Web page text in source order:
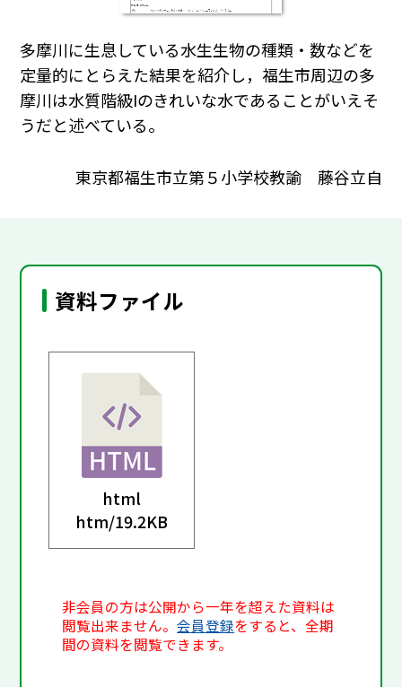
多摩川に生息している水生生物の種類・数などを
定量的にとらえた結果を紹介し，福生市周辺の多
摩川は水質階級Iのきれいな水であることがいえそ
うだと述べている。
東京都福生市立第５小学校教諭 藤谷立自
資料ファイル
html
htm/19.2KB
非会員の方は公開から一年を超えた資料は
閲覧出来ません。会員登録をすると、全期
間の資料を閲覧できます。